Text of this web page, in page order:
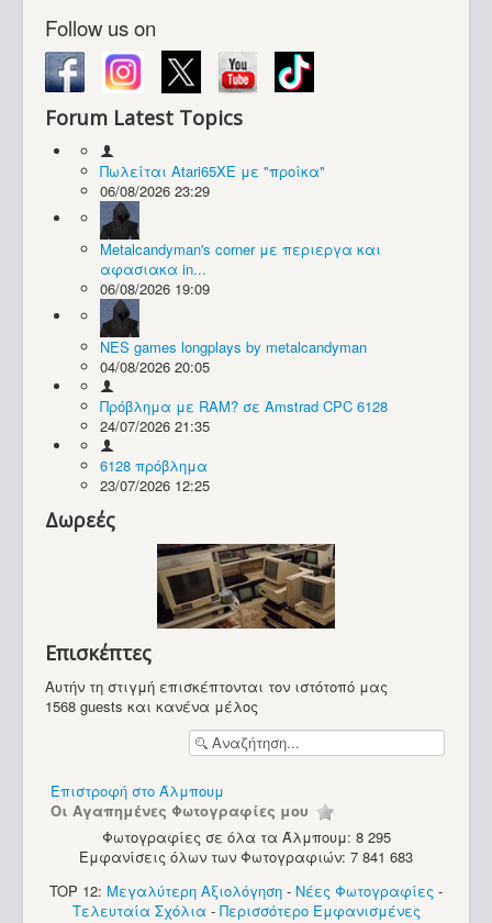
Συλλογές / Projects
Υπολογιστές
Follow us on
Forum Latest Topics
Πωλείται Atari65XE με "προίκα"
06/08/2026 23:29
Metalcandyman's corner με περιεργα και
αφασιακα in...
06/08/2026 19:09
NES games longplays by metalcandyman
04/08/2026 20:05
Πρόβλημα με RAM? σε Amstrad CPC 6128
24/07/2026 21:35
6128 πρόβλημα
23/07/2026 12:25
Δωρεές
Επισκέπτες
Αυτήν τη στιγμή επισκέπτονται τον ιστότοπό μας
1568 guests και κανένα μέλος
Επιστροφή στο Άλμπουμ
Οι Αγαπημένες Φωτογραφίες μου
Φωτογραφίες σε όλα τα Άλμπουμ: 8 295
Εμφανίσεις όλων των Φωτογραφιών: 7 841 683
TOP 12: Μεγαλύτερη Αξιολόγηση - Νέες Φωτογραφίες -
Τελευταία Σχόλια - Περισσότερο Εμφανισμένες